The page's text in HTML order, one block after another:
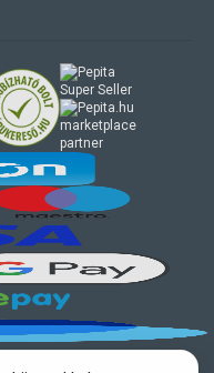
marketplace
partner